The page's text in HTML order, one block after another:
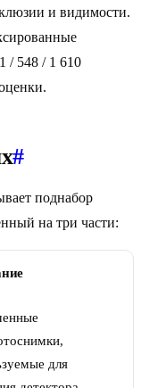
и видимости.
/ 548 / 1 610
#
поднабор
на три части:
для